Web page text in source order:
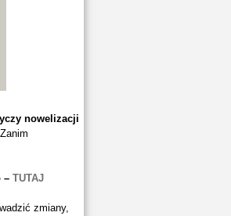
nowelizacji
Zanim
–TUTAJ
zmiany,